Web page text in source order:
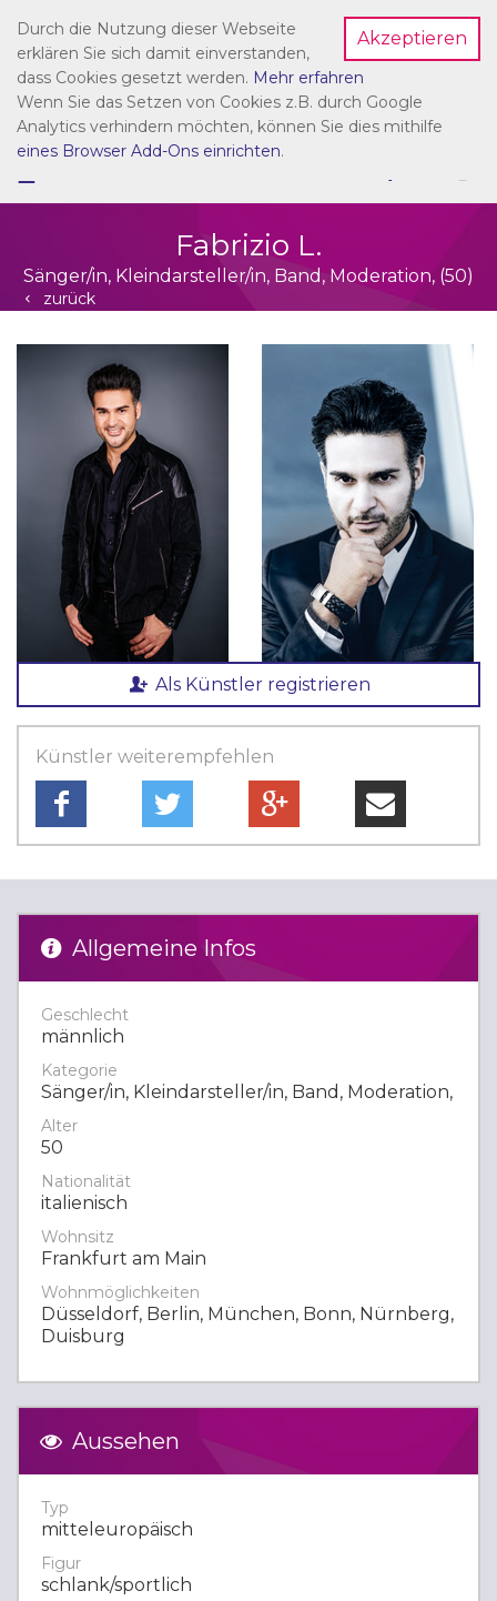
Dein Account
☰
Fabrizio L.
zurück
Sänger/in, Kleindarsteller/in, Band, Moderation, (50)
Als Künstler registrieren
Künstler weiterempfehlen
Allgemeine Infos
Geschlecht
männlich
Kategorie
Sänger/in, Kleindarsteller/in, Band, Moderation,
Alter
50
Nationalität
italienisch
Wohnsitz
Frankfurt am Main
Wohnmöglichkeiten
Düsseldorf, Berlin, München, Bonn, Nürnberg,
Duisburg
Aussehen
Typ
mitteleuropäisch
Figur
schlank/sportlich
Akzeptieren
Durch die Nutzung dieser Webseite
erklären Sie sich damit einverstanden,
dass Cookies gesetzt werden. Mehr erfahren
Wenn Sie das Setzen von Cookies z.B. durch Google
Analytics verhindern möchten, können Sie dies mithilfe
eines Browser Add-Ons einrichten.